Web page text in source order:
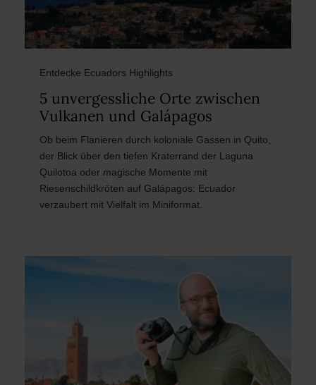
Entdecke Ecuadors Highlights
5 unvergessliche Orte zwischen
Vulkanen und Galápagos
Ob beim Flanieren durch koloniale Gassen in Quito,
der Blick über den tiefen Kraterrand der Laguna
Quilotoa oder magische Momente mit
Riesenschildkröten auf Galápagos: Ecuador
verzaubert mit Vielfalt im Miniformat.